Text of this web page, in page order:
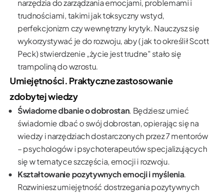
narzędzia do zarządzania emocjami, problemami i
trudnościami, takimi jak toksyczny wstyd,
perfekcjonizm czy wewnętrzny krytyk. Nauczysz się
wykorzystywać je do rozwoju, aby (jak to określił Scott
Peck) stwierdzenie „życie jest trudne" stało się
trampoliną do wzrostu.
Umiejętności. Praktyczne zastosowanie
zdobytej wiedzy
Świadome dbanie o dobrostan. Będziesz umieć
świadomie dbać o swój dobrostan, opierając się na
wiedzy i narzędziach dostarczonych przez 7 mentorów
– psychologów i psychoterapeutów specjalizujących
się w tematyce szczęścia, emocji i rozwoju.
Kształtowanie pozytywnych emocji i myślenia.
Rozwiniesz umiejętność dostrzegania pozytywnych